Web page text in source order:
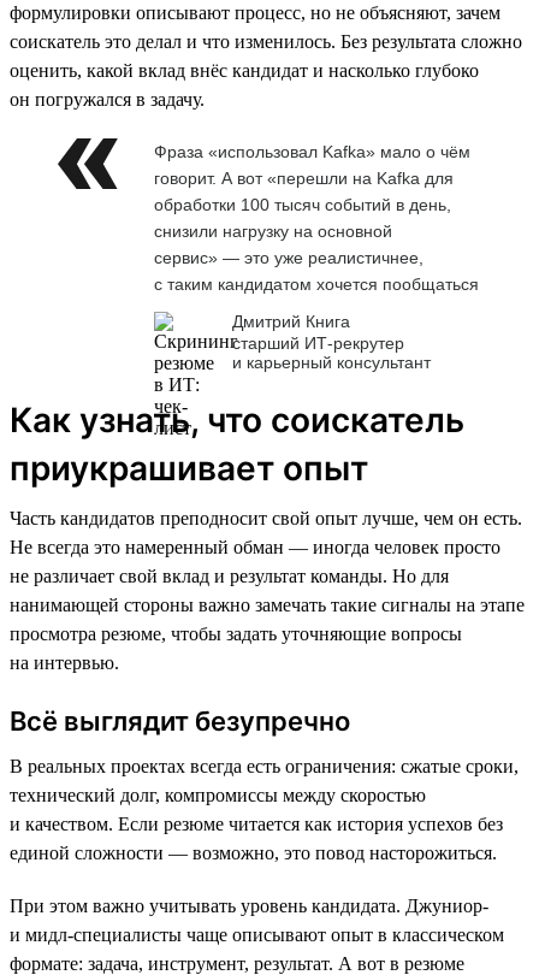
формулировки описывают процесс, но не объясняют, зачем
соискатель это делал и что изменилось. Без результата сложно
оценить, какой вклад внёс кандидат и насколько глубоко
он погружался в задачу.
Фраза «использовал Kafka» мало о чём
говорит. А вот «перешли на Kafka для
обработки 100 тысяч событий в день,
снизили нагрузку на основной
сервис» — это уже реалистичнее,
с таким кандидатом хочется пообщаться
Дмитрий Книга
старший ИТ-рекрутер
и карьерный консультант
Как узнать, что соискатель
приукрашивает опыт
Часть кандидатов преподносит свой опыт лучше, чем он есть.
Не всегда это намеренный обман — иногда человек просто
не различает свой вклад и результат команды. Но для
нанимающей стороны важно замечать такие сигналы на этапе
просмотра резюме, чтобы задать уточняющие вопросы
на интервью.
Всё выглядит безупречно
В реальных проектах всегда есть ограничения: сжатые сроки,
технический долг, компромиссы между скоростью
и качеством. Если резюме читается как история успехов без
единой сложности — возможно, это повод насторожиться.
При этом важно учитывать уровень кандидата. Джуниор-
и мидл-специалисты чаще описывают опыт в классическом
формате: задача, инструмент, результат. А вот в резюме